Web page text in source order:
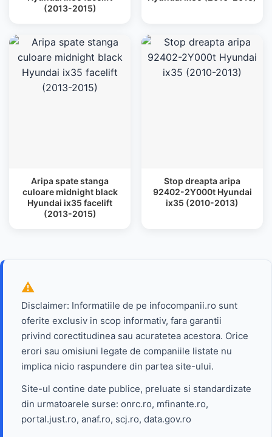
(2013-2015)
Aripa spate stanga
culoare midnight black
Hyundai ix35 facelift
(2013-2015)
Stop dreapta aripa
92402-2Y000t Hyundai
ix35 (2010-2013)
Disclaimer: Informatiile de pe infocompanii.ro sunt
oferite exclusiv in scop informativ, fara garantii
privind corectitudinea sau acuratetea acestora. Orice
erori sau omisiuni legate de companiile listate nu
implica nicio raspundere din partea site-ului.
Site-ul contine date publice, preluate si standardizate
din urmatoarele surse: onrc.ro, mfinante.ro,
portal.just.ro, anaf.ro, scj.ro, data.gov.ro